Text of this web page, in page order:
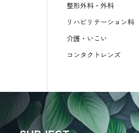
整形外科・外科
リハビリテーション科
介護・いこい
コンタクトレンズ